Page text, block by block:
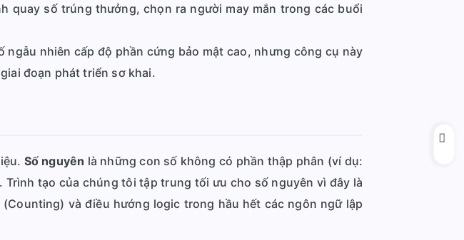
quay số trúng thưởng, chọn ra người may mắn trong các buổi
nhiên cấp độ phần cứng bảo mật cao, nhưng công cụ này
đoạn phát triển sơ khai.
Số nguyên là những con số không có phần thập phân (ví dụ:
tạo của chúng tôi tập trung tối ưu cho số nguyên vì đây là
và điều hướng logic trong hầu hết các ngôn ngữ lập